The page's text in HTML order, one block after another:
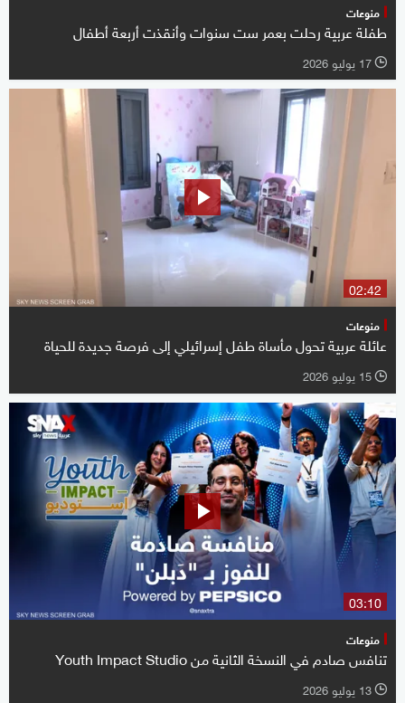
منوعات
طفلة عربية رحلت بعمر ست سنوات وأنقذت أربعة أطفال
l 17 يوليو 2026
02:42
منوعات
عائلة عربية تحول مأساة طفل إسرائيلي إلى فرصة جديدة للحياة
l 15 يوليو 2026
03:10
منوعات
تنافس صادم في النسخة الثانية من Youth Impact Studio
l 13 يوليو 2026